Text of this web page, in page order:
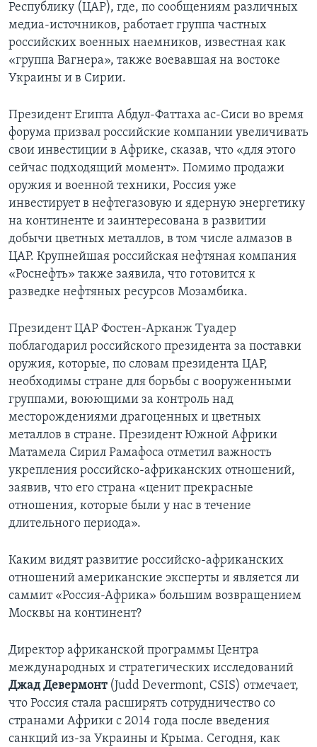
Республику (ЦАР), где, по сообщениям различных
медиа-источников, работает группа частных
российских военных наемников, известная как
«группа Вагнера», также воевавшая на востоке
Украины и в Сирии.
Президент Египта Абдул-Фаттаха ас-Сиси во время
форума призвал российские компании увеличивать
свои инвестиции в Африке, сказав, что «для этого
сейчас подходящий момент». Помимо продажи
оружия и военной техники, Россия уже
инвестирует в нефтегазовую и ядерную энергетику
на континенте и заинтересована в развитии
добычи цветных металлов, в том числе алмазов в
ЦАР. Крупнейшая российская нефтяная компания
«Роснефть» также заявила, что готовится к
разведке нефтяных ресурсов Мозамбика.
Президент ЦАР Фостен-Арканж Туадер
поблагодарил российского президента за поставки
оружия, которые, по словам президента ЦАР,
необходимы стране для борьбы с вооруженными
группами, воюющими за контроль над
месторождениями драгоценных и цветных
металлов в стране. Президент Южной Африки
Матамела Сирил Рамафоса отметил важность
укрепления российско-африканских отношений,
заявив, что его страна «ценит прекрасные
отношения, которые были у нас в течение
длительного периода».
Каким видят развитие российско-африканских
отношений американские эксперты и является ли
саммит «Россия-Африка» большим возвращением
Москвы на континент?
Директор африканской программы Центра
международных и стратегических исследований
Джад Девермонт(Judd Devermont, CSIS) отмечает,
что Россия стала расширять сотрудничество со
странами Африки с 2014 года после введения
санкций из-за Украины и Крыма. Сегодня, как